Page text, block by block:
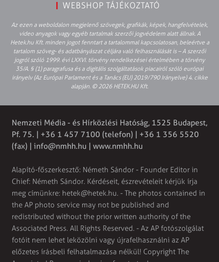
WEBSHOP TÁJÉKOZTATÓ
Az ezen a weboldalon megjelenő szövegek, grafikák, képek, hangfelvételek,
video anyagok vagy egyéb tartalmak szerzői jogvédelem alatt állnak. A
Hetek.hu Kft. minden jogot fenntart a tartalommal kapcsolatosan, beleértve a
tartalom szöveg- és adatbányászat céljára való felhasználását is – A szerzői
jogról szóló 1999. évi LXXVI. törvény rendelkezései értelmében a törvény
35/A. § (1) paragrafusa és a digitális szolgáltatások piacairól szóló európai
irányelv (Az Európai Parlament és a Tanács (EU) 2019/790 Irányelve) 4. cikke
alapján. © 2026 HETEK.HU Kft.
Nemzeti Média - és Hírközlési Hatóság, 1525 Budapest,
Pf. 75. | +36 1 457 7100 (telefon) | +36 1 356 5520
(fax) | info@nmhh.hu | www.nmhh.hu
Alapító-főszerkesztő: Németh Sándor - Founder Editor in
Chief: Németh Sándor. Kérdéseit, észrevételeit kérjük írja
meg címünkre: hetek@hetek.hu. - The photos contained in
the AP photo service may not be published and
redistributed without the prior written authority of the
Associated Press. All Rights Reserved. - Az AP fotószolgálat
fotóit nem lehet leközölni vagy újrafelhasználni az AP
előzetes írásbeli felhatalmazása nélkül! Copyright The